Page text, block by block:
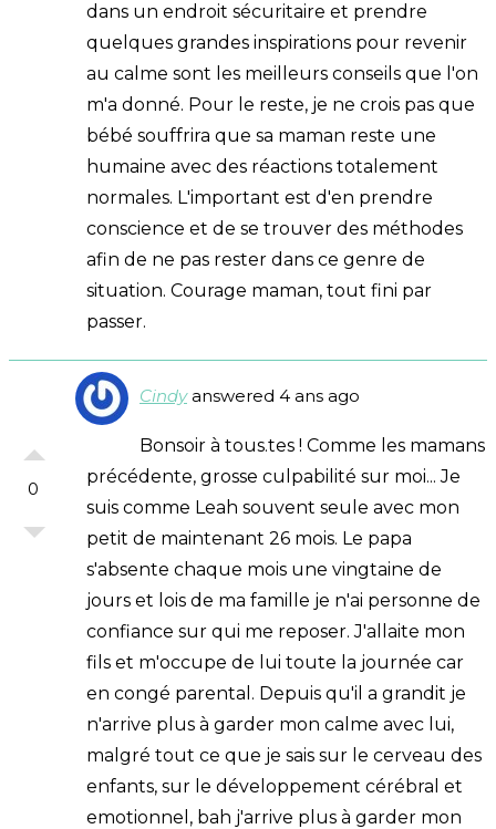
dans un endroit sécuritaire et prendre
quelques grandes inspirations pour revenir
au calme sont les meilleurs conseils que l'on
m'a donné. Pour le reste, je ne crois pas que
bébé souffrira que sa maman reste une
humaine avec des réactions totalement
normales. L'important est d'en prendre
conscience et de se trouver des méthodes
afin de ne pas rester dans ce genre de
situation. Courage maman, tout fini par
passer.
0
Cindyanswered 4 ans ago
Bonsoir à tous.tes ! Comme les mamans
précédente, grosse culpabilité sur moi... Je
suis comme Leah souvent seule avec mon
petit de maintenant 26 mois. Le papa
s'absente chaque mois une vingtaine de
jours et lois de ma famille je n'ai personne de
confiance sur qui me reposer. J'allaite mon
fils et m'occupe de lui toute la journée car
en congé parental. Depuis qu'il a grandit je
n'arrive plus à garder mon calme avec lui,
malgré tout ce que je sais sur le cerveau des
enfants, sur le développement cérébral et
emotionnel, bah j'arrive plus à garder mon